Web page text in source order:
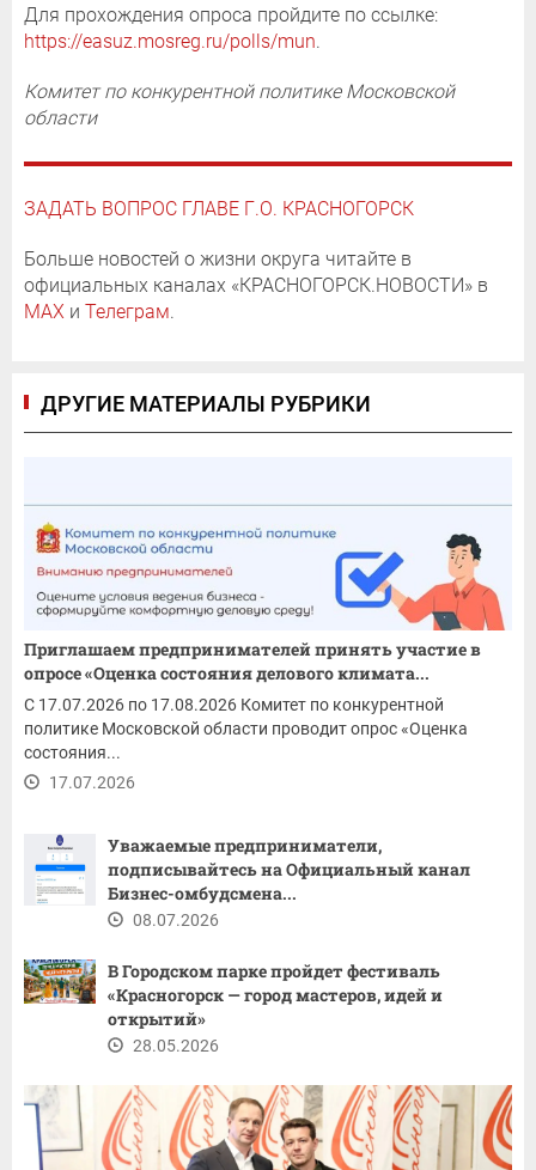
Для прохождения опроса пройдите по ссылке:
https://easuz.mosreg.ru/polls/mun.
Комитет по конкурентной политике Московской
области
ЗАДАТЬ ВОПРОС ГЛАВЕ Г.О. КРАСНОГОРСК
Больше новостей о жизни округа читайте в
официальных каналах «КРАСНОГОРСК.НОВОСТИ» в
MAX и Телеграм.
ДРУГИЕ МАТЕРИАЛЫ РУБРИКИ
Приглашаем предпринимателей принять участие в
опросе «Оценка состояния делового климата...
С 17.07.2026 по 17.08.2026 Комитет по конкурентной
политике Московской области проводит опрос «Оценка
состояния...
17.07.2026
Уважаемые предприниматели,
подписывайтесь на Официальный канал
Бизнес-омбудсмена...
08.07.2026
В Городском парке пройдет фестиваль
«Красногорск — город мастеров, идей и
открытий»
28.05.2026